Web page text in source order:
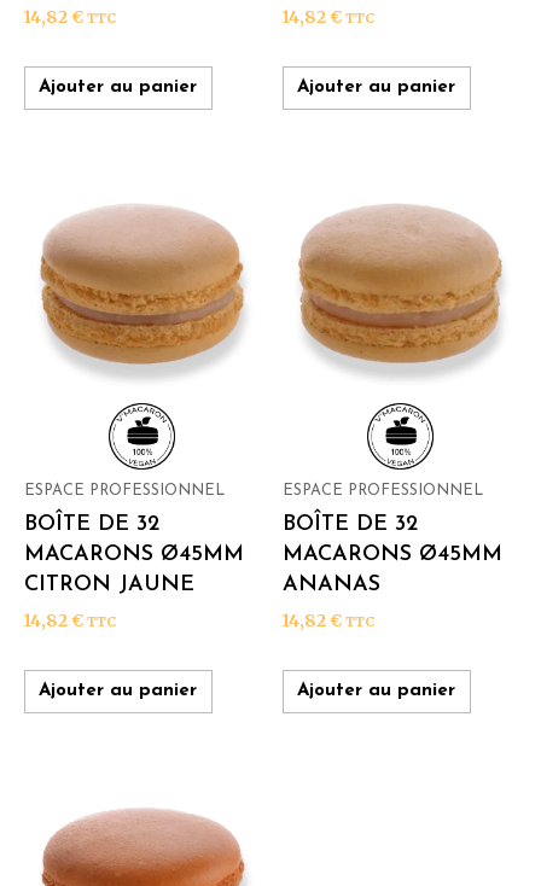
14,82 € TTC
Ajouter au panier
14,82 € TTC
Ajouter au panier
ESPACE PROFESSIONNEL
BOÎTE DE 32
MACARONS Ø45MM
CITRON JAUNE
14,82 € TTC
Ajouter au panier
ESPACE PROFESSIONNEL
BOÎTE DE 32
MACARONS Ø45MM
ANANAS
14,82 € TTC
Ajouter au panier